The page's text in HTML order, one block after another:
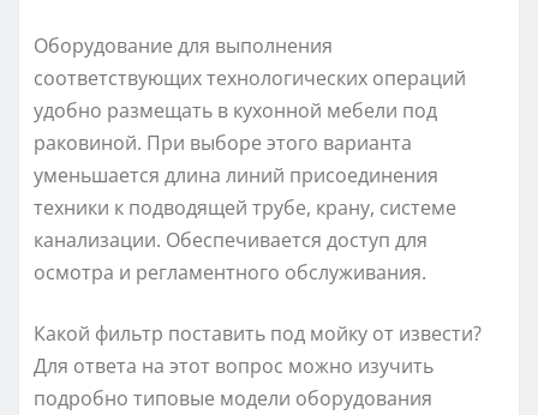
Оборудование для выполнения
соответствующих технологических операций
удобно размещать в кухонной мебели под
раковиной. При выборе этого варианта
уменьшается длина линий присоединения
техники к подводящей трубе, крану, системе
канализации. Обеспечивается доступ для
осмотра и регламентного обслуживания.
Какой фильтр поставить под мойку от извести?
Для ответа на этот вопрос можно изучить
подробно типовые модели оборудования